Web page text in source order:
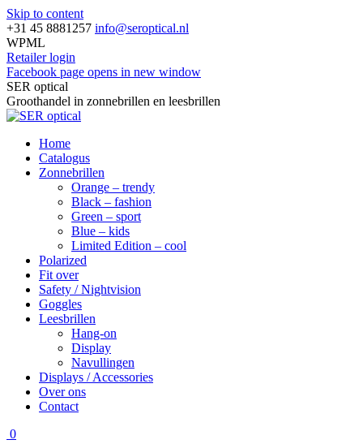
Skip to content
+31 45 8881257 info@seroptical.nl
WPML
Retailer login
Facebook page opens in new window
SER optical
Groothandel in zonnebrillen en leesbrillen
Home
Catalogus
Zonnebrillen
Orange – trendy
Black – fashion
Green – sport
Blue – kids
Limited Edition – cool
Polarized
Fit over
Safety / Nightvision
Goggles
Leesbrillen
Hang-on
Display
Navullingen
Displays / Accessories
Over ons
Contact
0